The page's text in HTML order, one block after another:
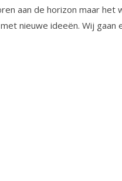
aan de horizon maar
nieuwe ideeën. Wij